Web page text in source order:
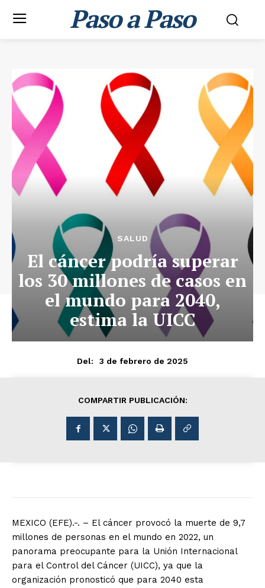
Paso a Paso
SALUD
El cáncer podría superar
los 30 millones de casos en
el mundo para 2040,
estima la UICC
Del: 3 de febrero de 2025
COMPARTIR PUBLICACIÓN:
MEXICO (EFE).-. – El cáncer provocó la muerte de 9,7
millones de personas en el mundo en 2022, un
panorama preocupante para la Unión Internacional
para el Control del Cáncer (UICC), ya que la
organización pronosticó que para 2040 esta